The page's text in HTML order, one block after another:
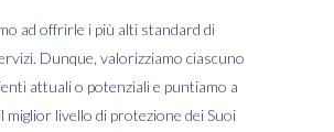
ad offrirle i più alti standard di
Dunque, valorizziamo ciascuno
attuali o potenziali e puntiamo a
miglior livello di protezione dei Suoi